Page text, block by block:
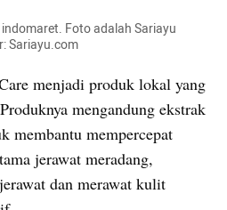
Foto adalah Sariayu
Sariayu.com
menjadi produk lokal yang
mengandung ekstrak
membantu mempercepat
jerawat meradang,
dan merawat kulit